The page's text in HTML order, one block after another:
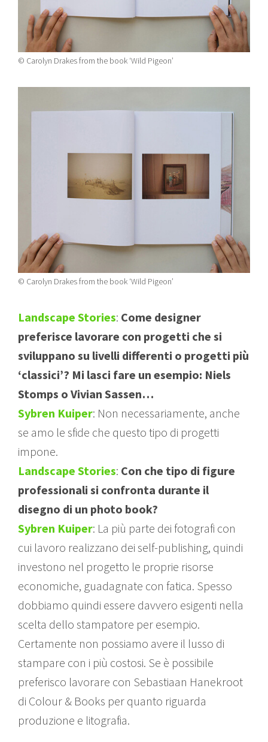
© Carolyn Drakes from the book ‘Wild Pigeon’
© Carolyn Drakes from the book ‘Wild Pigeon’
Landscape Stories: Come designer
preferisce lavorare con progetti che si
sviluppano su livelli differenti o progetti più
‘classici’? Mi lasci fare un esempio: Niels
Stomps o Vivian Sassen…
Sybren Kuiper: Non necessariamente, anche
se amo le sfide che questo tipo di progetti
impone.
Landscape Stories: Con che tipo di figure
professionali si confronta durante il
disegno di un photo book?
Sybren Kuiper: La più parte dei fotografi con
cui lavoro realizzano dei self-publishing, quindi
investono nel progetto le proprie risorse
economiche, guadagnate con fatica. Spesso
dobbiamo quindi essere davvero esigenti nella
scelta dello stampatore per esempio.
Certamente non possiamo avere il lusso di
stampare con i più costosi. Se è possibile
preferisco lavorare con Sebastiaan Hanekroot
di Colour & Books per quanto riguarda
produzione e litografia.